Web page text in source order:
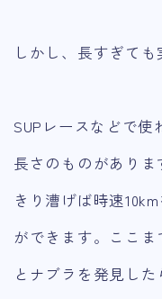
しかし、長すぎて
SUPレースなどで使
長さのものがあり
きり漕げば時速
ができます。ここ
とナブラを発見し